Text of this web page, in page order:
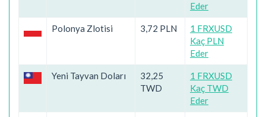
Eder
Polonya Zlotisi 3,72 PLN
1 FRXUSD
Kaç PLN
Eder
Yeni Tayvan Doları
32,25
TWD
1 FRXUSD
Kaç TWD
Eder